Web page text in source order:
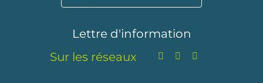
Lettre d'information
Sur les réseaux